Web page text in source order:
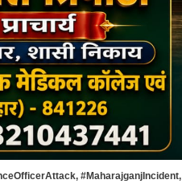
, #MaharajganjIncident,